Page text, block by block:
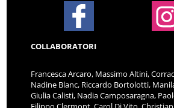
COLLABORATORI
Francesca Arcaro, Massimo Altini,
Nadine Blanc, Riccardo Bortolotti,
Giulia Calisti, Nadia Camposaragna,